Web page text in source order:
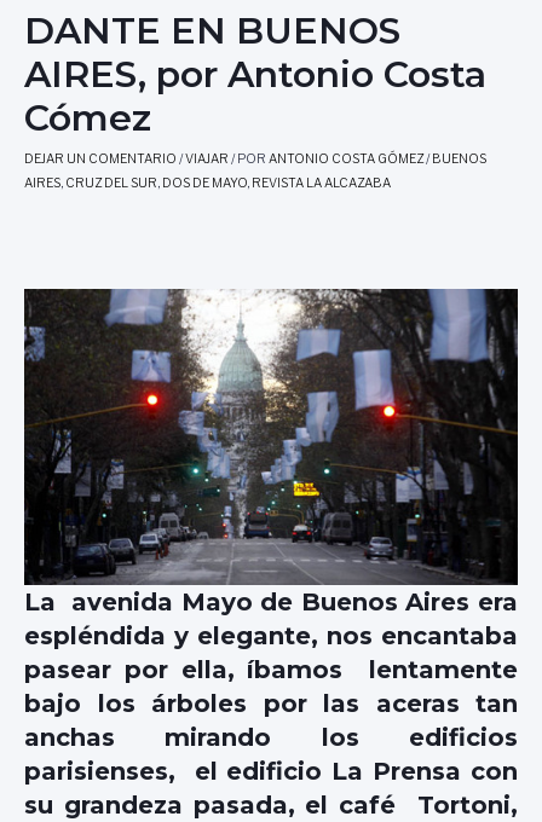
DANTE EN BUENOS
AIRES, por Antonio Costa
Cómez
DEJAR UN COMENTARIO /VIAJAR / POR ANTONIO COSTA GÓMEZ/ BUENOS
AIRES, CRUZ DEL SUR, DOS DE MAYO, REVISTA LA ALCAZABA
La avenida Mayo de Buenos Aires era
espléndida y elegante, nos encantaba
pasear por ella, íbamos lentamente
bajo los árboles por las aceras tan
anchas mirando los edificios
parisienses, el edificio La Prensa con
su grandeza pasada, el café Tortoni,